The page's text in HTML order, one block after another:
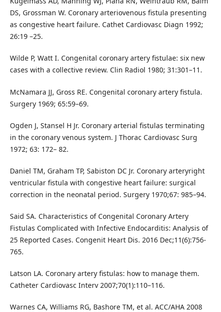
DS, Grossman W. Coronary arteriovenous fistula presenting
as congestive heart failure. Cathet Cardiovasc Diagn 1992;
26:19 –25.
Wilde P, Watt I. Congenital coronary artery fistulae: six new
cases with a collective review. Clin Radiol 1980; 31:301–11.
McNamara JJ, Gross RE. Congenital coronary artery fistula.
Surgery 1969; 65:59–69.
Ogden J, Stansel H Jr. Coronary arterial fistulas terminating
in the coronary venous system. J Thorac Cardiovasc Surg
1972; 63: 172– 82.
Daniel TM, Graham TP, Sabiston DC Jr. Coronary arteryright
ventricular fistula with congestive heart failure: surgical
correction in the neonatal period. Surgery 1970;67: 985–94.
Said SA. Characteristics of Congenital Coronary Artery
Fistulas Complicated with Infective Endocarditis: Analysis of
25 Reported Cases. Congenit Heart Dis. 2016 Dec;11(6):756-
765.
Latson LA. Coronary artery fistulas: how to manage them.
Catheter Cardiovasc Interv 2007;70(1):110–116.
Warnes CA, Williams RG, Bashore TM, et al. ACC/AHA 2008